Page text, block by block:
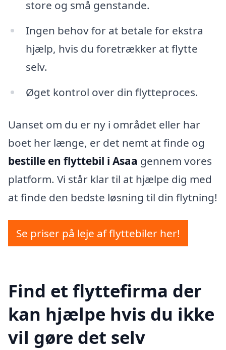
store og små genstande.
Ingen behov for at betale for ekstra
hjælp, hvis du foretrækker at flytte
selv.
Øget kontrol over din flytteproces.
Uanset om du er ny i området eller har
boet her længe, er det nemt at finde og
bestille en flyttebil i Asaa gennem vores
platform. Vi står klar til at hjælpe dig med
at finde den bedste løsning til din flytning!
Se priser på leje af flyttebiler her!
Find et flyttefirma der
kan hjælpe hvis du ikke
vil gøre det selv